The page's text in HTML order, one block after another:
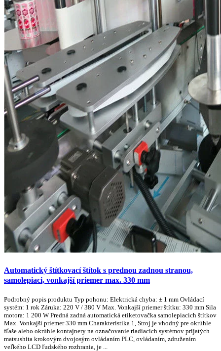
Automatický štítkovací štítok s prednou zadnou stranou,
samolepiaci, vonkajší priemer max. 330 mm
Podrobný popis produktu Typ pohonu: Elektrická chyba: ± 1 mm Ovládací
systém: 1 rok Záruka: 220 V / 380 V Max. Vonkajší priemer štítku: 330 mm Sila
motora: 1 200 W Predná zadná automatická etiketovačka samolepiacich štítkov
Max. Vonkajší priemer 330 mm Charakteristika 1, Stroj je vhodný pre okrúhle
fľaše alebo okrúhle kontajnery na označovanie riadiacich systémov prijatých
matsushita krokovým dvojosým ovládaním PLC, ovládaním, združením
veľkého LCD ľudského rozhrania, je ...